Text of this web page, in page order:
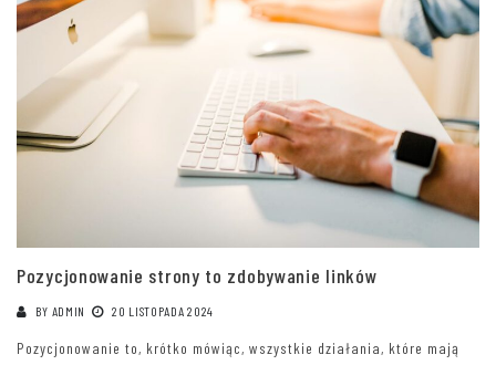
Pozycjonowanie strony to zdobywanie linków
BY ADMIN 20 LISTOPADA 2024
Pozycjonowanie to, krótko mówiąc, wszystkie działania, które mają